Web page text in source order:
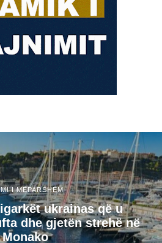
I MËPARSHËM
ukrainas që u
dhe gjetën strehë në
Monako